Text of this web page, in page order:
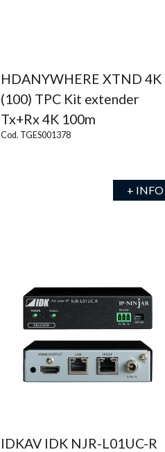
HDANYWHERE XTND 4K
(100) TPC Kit extender
Tx+Rx 4K 100m
Cod. TGES001378
+ INFO
IDKAV IDK NJR-L01UC-R